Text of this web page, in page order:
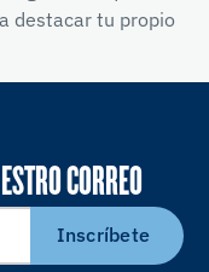
destacar tu propio
CORREO
Inscríbete